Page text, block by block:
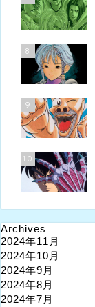
8
9
10
Archives
2024年11月
2024年10月
2024年9月
2024年8月
2024年7月